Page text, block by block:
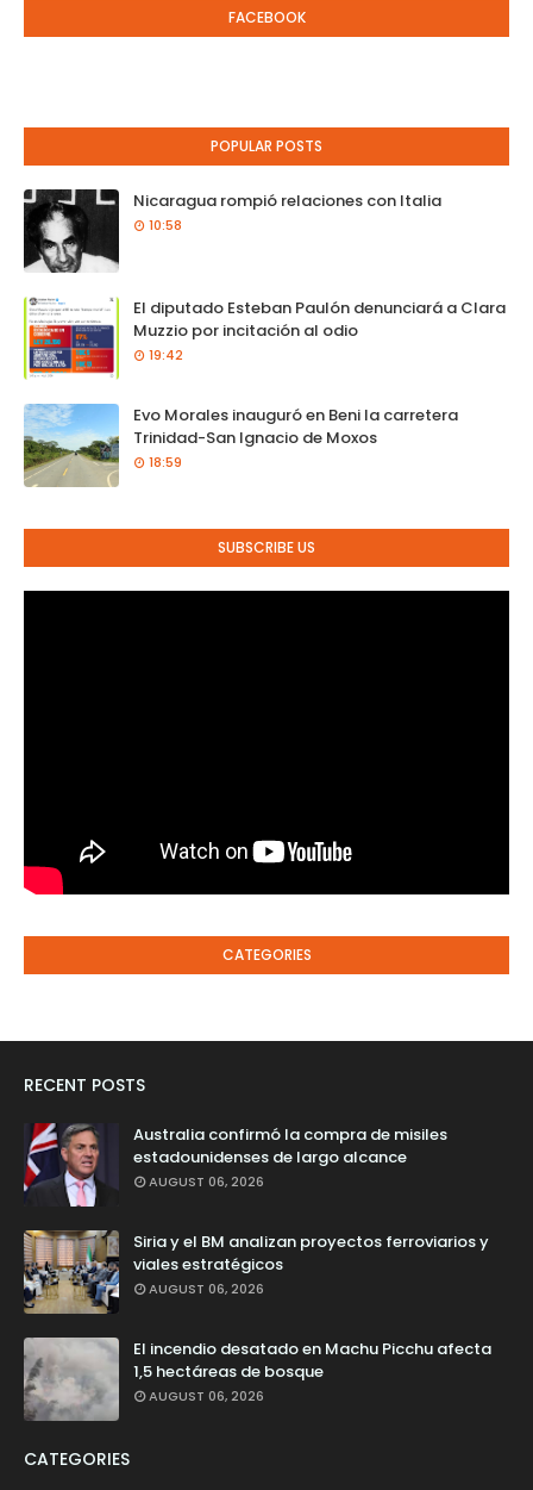
FACEBOOK
POPULAR POSTS
Nicaragua rompió relaciones con Italia
10:58
El diputado Esteban Paulón denunciará a Clara
Muzzio por incitación al odio
19:42
Evo Morales inauguró en Beni la carretera
Trinidad-San Ignacio de Moxos
18:59
SUBSCRIBE US
CATEGORIES
RECENT POSTS
Australia confirmó la compra de misiles
estadounidenses de largo alcance
AUGUST 06, 2026
Siria y el BM analizan proyectos ferroviarios y
viales estratégicos
AUGUST 06, 2026
El incendio desatado en Machu Picchu afecta
1,5 hectáreas de bosque
AUGUST 06, 2026
CATEGORIES